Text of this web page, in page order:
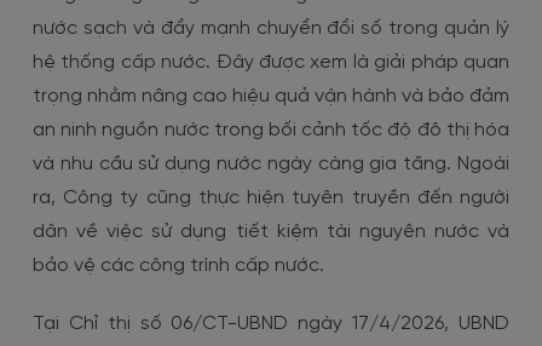
nước sạch và đẩy mạnh chuyển đổi số trong quản lý
hệ thống cấp nước. Đây được xem là giải pháp quan
trọng nhằm nâng cao hiệu quả vận hành và bảo đảm
an ninh nguồn nước trong bối cảnh tốc độ đô thị hóa
và nhu cầu sử dụng nước ngày càng gia tăng. Ngoài
ra, Công ty cũng thực hiện tuyên truyền đến người
dân về việc sử dụng tiết kiệm tài nguyên nước và
bảo vệ các công trình cấp nước.
Tại Chỉ thị số 06/CT-UBND ngày 17/4/2026, UBND